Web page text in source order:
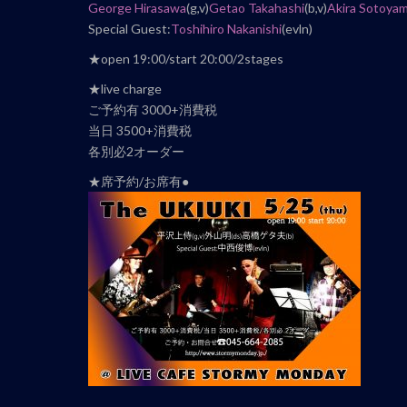
ナ
ビ
ゲ
ー
シ
ョ
ン
George Hirasawa(g,v)Getao Takahashi(b,v)Akira
Special Guest:Toshihiro Nakanishi(evln)
★open 19:00/start 20:00/2stages
★live charge
ご予約有 3000+消費税
当日 3500+消費税
各別必2オーダー
★席予約/お席有●